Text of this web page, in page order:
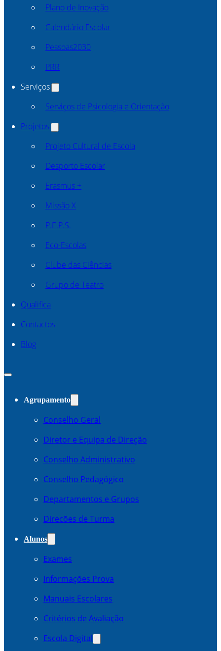
Plano de Inovação
Calendário Escolar
Pessoas2030
PRR
Serviços
Serviços de Psicologia e Orientação
Projetos
Projeto Cultural de Escola
Desporto Escolar
Erasmus +
Missão X
P.E.P.S.
Eco-Escolas
Clube das Ciências
Grupo de Teatro
Qualifica
Contactos
Blog
Agrupamento
Conselho Geral
Diretor e Equipa de Direção
Conselho Administrativo
Conselho Pedagógico
Departamentos e Grupos
Direcões de Turma
Alunos
Exames
Informações Prova
Manuais Escolares
Critérios de Avaliação
Escola Digital